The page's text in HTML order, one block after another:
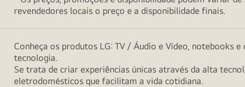
revendedores locais o preço e a disponibilidade finais.
Conheça os produtos LG: TV / Áudio e Vídeo, notebooks
tecnologia.
Se trata de criar experiências únicas através da alta
eletrodomésticos que facilitam a vida cotidiana.